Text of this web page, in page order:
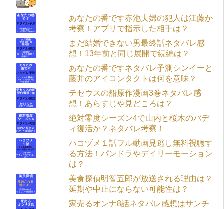
あなたの番です赤池夫婦の犯人は江藤か
考察！アプリで指示した相手は？
まだ結婚できない男最終話ネタバレ感
想！13年前と同じ展開で続編は？
あなたの番ですネタバレ予測シンイーと
藤井のアイコンタクトは何を意味？
テセウスの船原作漫画3巻ネタバレ感
想！あらすじや見どころは？
絶対零度シーズン4で山内と桜木のバデ
ィ復活か？ネタバレ考察！
ハコヅメ１話フル動画見逃し無料視聴す
る方法！パンドラやデイリーモーション
は？
美食探偵明智五郎が放送される理由は？
延期や中止にならない可能性は？
家売るオンナ8話ネタバレ感想はサンチ